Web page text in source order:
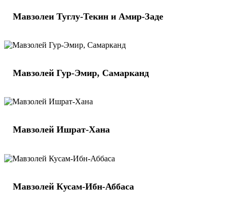
Мавзолеи Туглу-Текин и Амир-Заде
Мавзолей Гур-Эмир, Самарканд
Мавзолей Ишрат-Хана
Мавзолей Кусам-Ибн-Аббаса